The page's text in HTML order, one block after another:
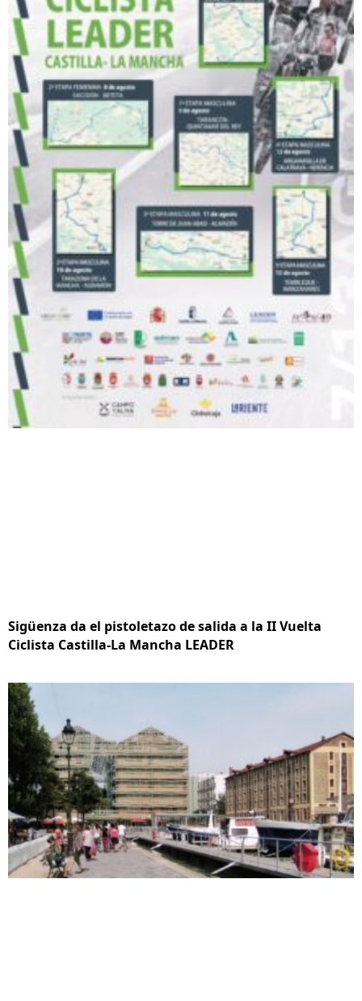
Sigüenza da el pistoletazo de salida a la II Vuelta
Ciclista Castilla-La Mancha LEADER